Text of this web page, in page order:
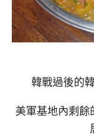
韓戰過後的
美軍基地內剩餘